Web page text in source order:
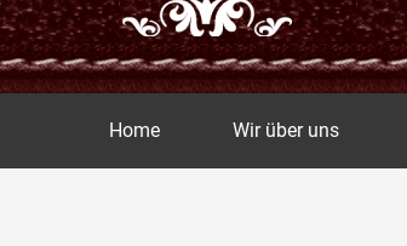
Home Wir über uns